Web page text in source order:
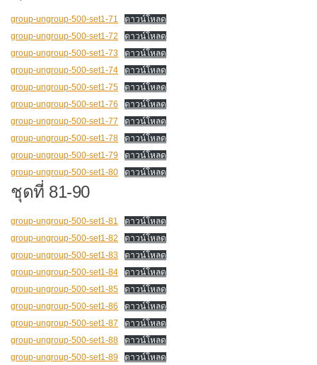
group-ungroup-500-set1-71
ดาวน์โหลด
group-ungroup-500-set1-72
ดาวน์โหลด
group-ungroup-500-set1-73
ดาวน์โหลด
group-ungroup-500-set1-74
ดาวน์โหลด
group-ungroup-500-set1-75
ดาวน์โหลด
group-ungroup-500-set1-76
ดาวน์โหลด
group-ungroup-500-set1-77
ดาวน์โหลด
group-ungroup-500-set1-78
ดาวน์โหลด
group-ungroup-500-set1-79
ดาวน์โหลด
group-ungroup-500-set1-80
ดาวน์โหลด
ชุดที่ 81-90
group-ungroup-500-set1-81
ดาวน์โหลด
group-ungroup-500-set1-82
ดาวน์โหลด
group-ungroup-500-set1-83
ดาวน์โหลด
group-ungroup-500-set1-84
ดาวน์โหลด
group-ungroup-500-set1-85
ดาวน์โหลด
group-ungroup-500-set1-86
ดาวน์โหลด
group-ungroup-500-set1-87
ดาวน์โหลด
group-ungroup-500-set1-88
ดาวน์โหลด
group-ungroup-500-set1-89
ดาวน์โหลด